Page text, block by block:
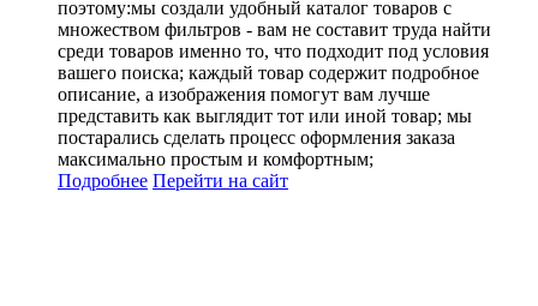
поэтому:мы создали удобный каталог товаров c
множеством фильтров - вам не составит труда найти
среди товаров именно то, что подходит под условия
вашего поиска; каждый товар содержит подробное
описание, а изображения помогут вам лучше
представить как выглядит тот или иной товар; мы
постарались сделать процесс оформления заказа
максимально простым и комфортным;
Подробнее Перейти на сайт